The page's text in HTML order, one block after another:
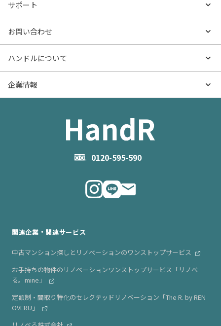
0120-595-590
特集から探す
価格更新した物件
物件一覧
AI査定
売却サービス
お役立ち記事（売却）
お役立ち情報TOP
- マンションの基礎知識
- マンション売却
- お金のこと
- 住まいの手引き サイトマップ
サポート
よくあるご質問
お問い合わせ
物件購入のご相談
住み替えのご相談
物件掲載に関するお問い合わせ
ハンドルについて
ハンドルとは
企業情報
関連企業・関連サービス
中古マンション探しとリノベーションのワンストップサービス
お手持ちの物件のリノベーションワンストップサービス「リノベ
る。mine」
定額制・間取り特化のセレクテッドリノベーション「The R. by REN
OVERU」